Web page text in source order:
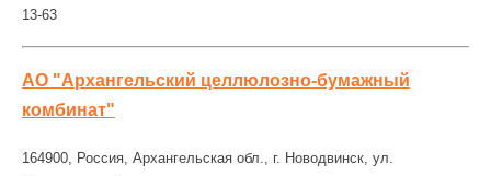
13-63
АО "Архангельский целлюлозно-бумажный
комбинат"
164900, Россия, Архангельская обл., г. Новодвинск, ул.